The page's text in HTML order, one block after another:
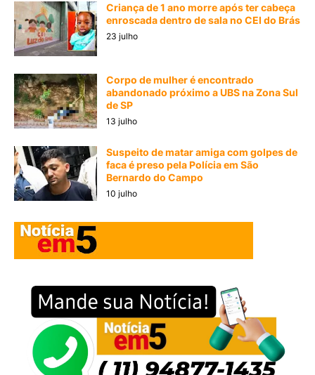
Criança de 1 ano morre após ter cabeça
enroscada dentro de sala no CEI do Brás
23 julho
Corpo de mulher é encontrado
abandonado próximo a UBS na Zona Sul
de SP
13 julho
Suspeito de matar amiga com golpes de
faca é preso pela Polícia em São
Bernardo do Campo
10 julho